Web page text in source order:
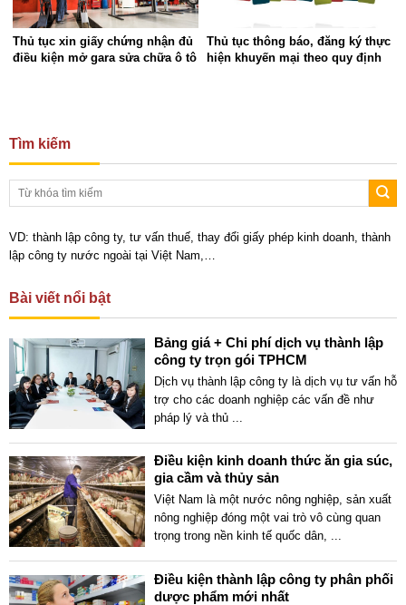
Thủ tục xin giấy chứng nhận đủ
điều kiện mở gara sửa chữa ô tô
Thủ tục thông báo, đăng ký thực
hiện khuyến mại theo quy định
Tìm kiếm
VD: thành lập công ty, tư vấn thuế, thay đổi giấy phép kinh doanh, thành
lập công ty nước ngoài tại Việt Nam,…
Bài viết nổi bật
Bảng giá + Chi phí dịch vụ thành lập
công ty trọn gói TPHCM
Dịch vụ thành lập công ty là dịch vụ tư vấn hỗ
trợ cho các doanh nghiệp các vấn đề như
pháp lý và thủ
Điều kiện kinh doanh thức ăn gia súc,
gia cầm và thủy sản
Việt Nam là một nước nông nghiệp, sản xuất
nông nghiệp đóng một vai trò vô cùng quan
trọng trong nền kinh tế quốc dân, ...
Điều kiện thành lập công ty phân phối
dược phẩm mới nhất